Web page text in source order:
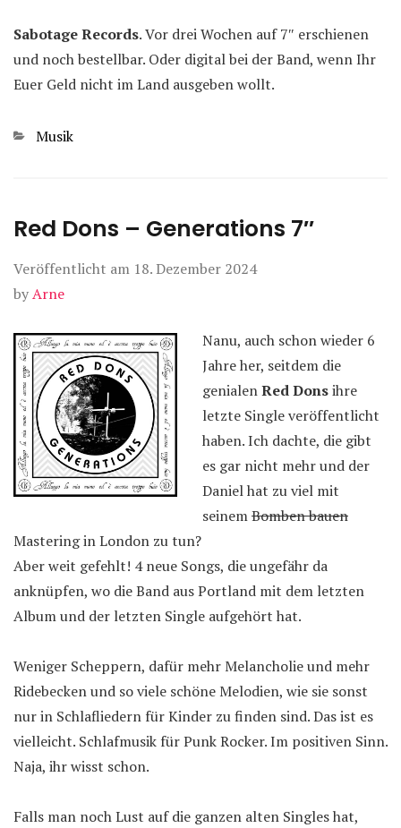
Sabotage Records. Vor drei Wochen auf 7″ erschienen
und noch bestellbar. Oder digital bei der Band, wenn Ihr
Euer Geld nicht im Land ausgeben wollt.
Kategorien
Musik
Red Dons – Generations 7″
Veröffentlicht am 18. Dezember 2024
byArne
Nanu, auch schon wieder 6
Jahre her, seitdem die
genialenRed Donsihre
letzte Single veröffentlicht
haben. Ich dachte, die gibt
es gar nicht mehr und der
Daniel hat zu viel mit
seinemBomben bauen
Mastering in London zu tun?
Aber weit gefehlt! 4 neue Songs, die ungefähr da
anknüpfen, wo die Band aus Portland mit dem letzten
Album und der letzten Single aufgehört hat.
Weniger Scheppern, dafür mehr Melancholie und mehr
Ridebecken und so viele schöne Melodien, wie sie sonst
nur in Schlafliedern für Kinder zu finden sind. Das ist es
vielleicht. Schlafmusik für Punk Rocker. Im positiven Sinn.
Naja, ihr wisst schon.
Falls man noch Lust auf die ganzen alten Singles hat,